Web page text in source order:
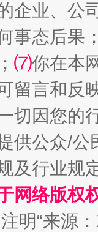
解+退费，一次搞定
企业、公
事态后果；
⑺你在本
留言和反
切因您的
供公众/
及行业规
网络版权
明“来源